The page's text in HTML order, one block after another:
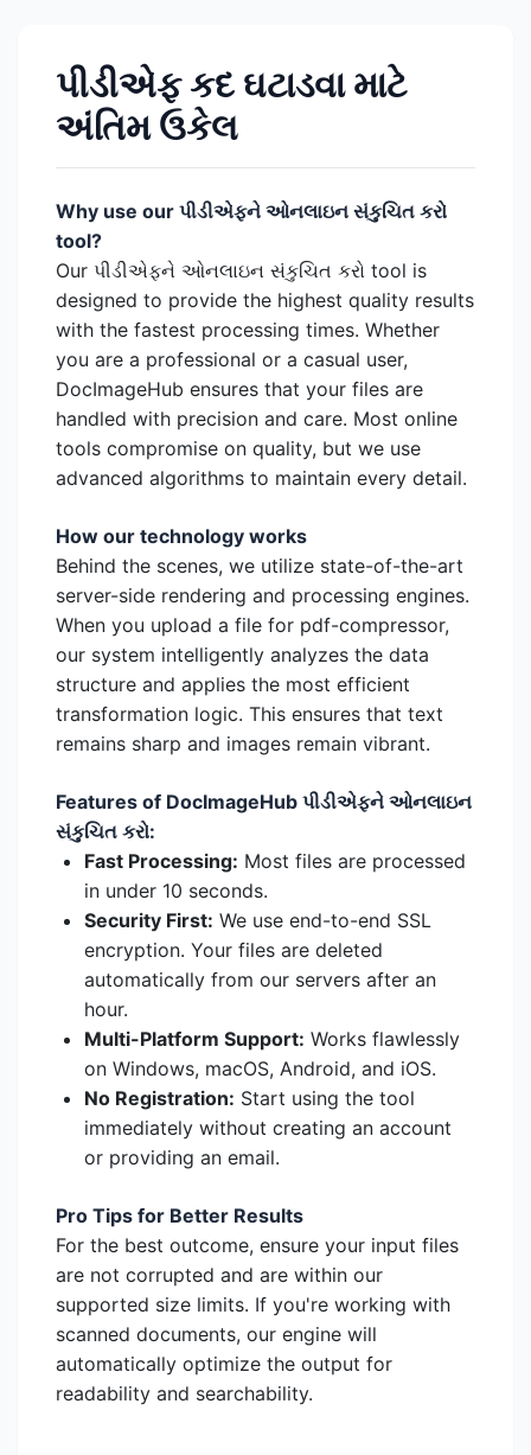
પીડીએફ કદ ઘટાડવા માટે
અંતિમ ઉકેલ
Why use our પીડીએફને ઓનલાઇન સંકુચિત કરો
tool?
Our પીડીએફને ઓનલાઇન સંકુચિત કરો tool is
designed to provide the highest quality results
with the fastest processing times. Whether
you are a professional or a casual user,
DocImageHub ensures that your files are
handled with precision and care. Most online
tools compromise on quality, but we use
advanced algorithms to maintain every detail.
How our technology works
Behind the scenes, we utilize state-of-the-art
server-side rendering and processing engines.
When you upload a file for pdf-compressor,
our system intelligently analyzes the data
structure and applies the most efficient
transformation logic. This ensures that text
remains sharp and images remain vibrant.
Features of DocImageHub પીડીએફને ઓનલાઇન
સંકુચિત કરો:
Fast Processing: Most files are processed
in under 10 seconds.
Security First: We use end-to-end SSL
encryption. Your files are deleted
automatically from our servers after an
hour.
Multi-Platform Support: Works flawlessly
on Windows, macOS, Android, and iOS.
No Registration: Start using the tool
immediately without creating an account
or providing an email.
Pro Tips for Better Results
For the best outcome, ensure your input files
are not corrupted and are within our
supported size limits. If you're working with
scanned documents, our engine will
automatically optimize the output for
readability and searchability.